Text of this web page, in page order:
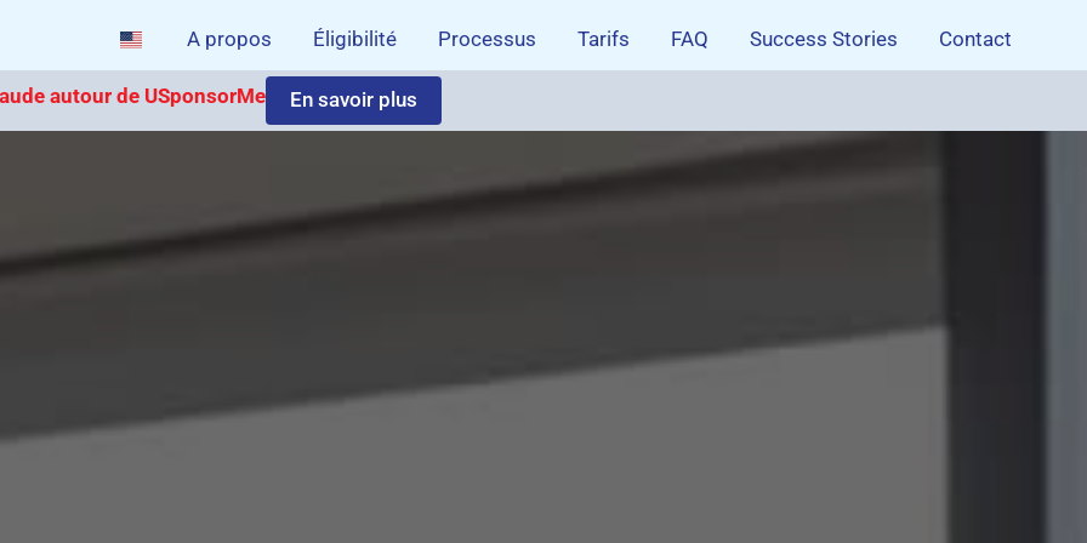
A propos Éligibilité Processus Tarifs FAQ Success Stories Contact
autour de USponsorMe En savoir plus